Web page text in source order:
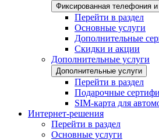
Фиксированная телефония и
Перейти в раздел
Основные услуги
Дополнительные
Скидки и акции
Дополнительные услуги
Дополнительные услуги
Перейти в раздел
Подарочные
SIM-карта для
Интернет-решения
Перейти в раздел
Основные услуги